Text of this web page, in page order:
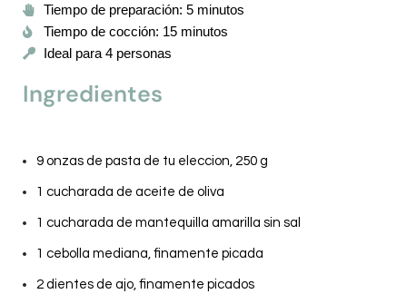
Tiempo de preparación: 5 minutos
Tiempo de cocción: 15 minutos
Ideal para 4 personas
Ingredientes
9 onzas de pasta de tu eleccion, 250 g
1 cucharada de aceite de oliva
1 cucharada de mantequilla amarilla sin sal
1 cebolla mediana, finamente picada
2 dientes de ajo, finamente picados